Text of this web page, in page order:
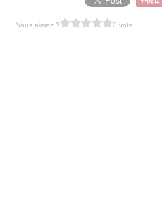
Vous aimez ? 0 vote